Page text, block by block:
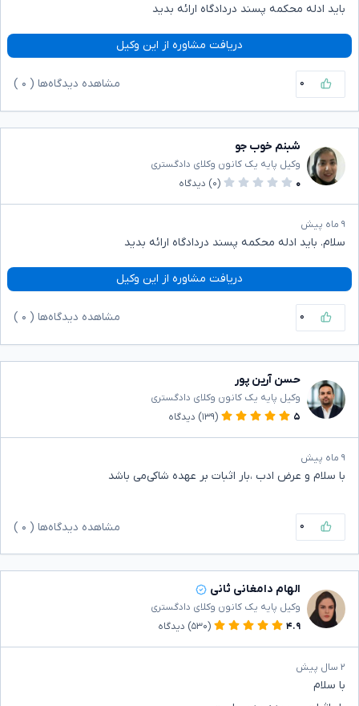
باید ادله محکمه پسند دردادگاه ارائه بدید
دریافت مشاوره از این وکیل
۰ مشاهده دیدگاه‌ها ( ۰
شبنم خوب جو
وکیل پایه یک کانون وکلای دادگستری
۰
(۰) دیدگاه
۹ ماه پیش
سلام. باید ادله محکمه پسند دردادگاه ارائه بدید
دریافت مشاوره از این وکیل
۰ مشاهده دیدگاه‌ها ( ۰
حسن آرین پور
وکیل پایه یک کانون وکلای دادگستری
۵
(۱۳۹) دیدگاه
۹ ماه پیش
با سلام و عرض ادب ،بار اثبات بر عهده شاکی‌می باشد
۰ مشاهده دیدگاه‌ها ( ۰
الهام دامغانی ثانی
وکیل پایه یک کانون وکلای دادگستری
۴.۹
(۵۳۰) دیدگاه
۲ سال پیش
با سلام